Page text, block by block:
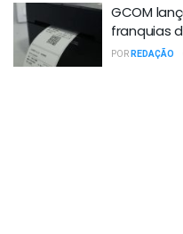
GCOM
franquias
PORREDAÇÃO